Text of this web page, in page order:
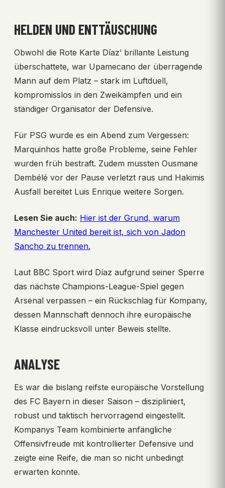
HELDEN UND ENTTÄUSCHUNG
Obwohl die Rote Karte Díaz’ brillante Leistung
überschattete, war Upamecano der überragende
Mann auf dem Platz – stark im Luftduell,
kompromisslos in den Zweikämpfen und ein
ständiger Organisator der Defensive.
Für PSG wurde es ein Abend zum Vergessen:
Marquinhos hatte große Probleme, seine Fehler
wurden früh bestraft. Zudem mussten Ousmane
Dembélé vor der Pause verletzt raus und Hakimis
Ausfall bereitet Luis Enrique weitere Sorgen.
Lesen Sie auch: Hier ist der Grund, warum
Manchester United bereit ist, sich von Jadon
Sancho zu trennen.
Laut BBC Sport wird Díaz aufgrund seiner Sperre
das nächste Champions-League-Spiel gegen
Arsenal verpassen – ein Rückschlag für Kompany,
dessen Mannschaft dennoch ihre europäische
Klasse eindrucksvoll unter Beweis stellte.
ANALYSE
Es war die bislang reifste europäische Vorstellung
des FC Bayern in dieser Saison – diszipliniert,
robust und taktisch hervorragend eingestellt.
Kompanys Team kombinierte anfängliche
Offensivfreude mit kontrollierter Defensive und
zeigte eine Reife, die man so nicht unbedingt
erwarten konnte.